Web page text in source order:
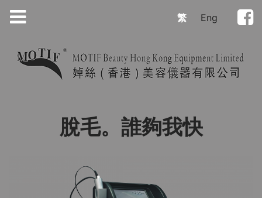
繁 Eng
脫毛。誰夠我快